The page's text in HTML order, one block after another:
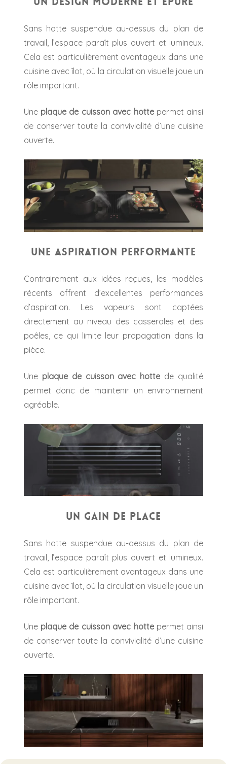
Sans hotte suspendue au-dessus du plan de
travail, l’espace paraît plus ouvert et lumineux.
Cela est particulièrement avantageux dans une
cuisine avec îlot, où la circulation visuelle joue un
rôle important.
Une plaque de cuisson avec hottepermet ainsi
de conserver toute la convivialité d’une cuisine
ouverte.
Une aspiration performante
Contrairement aux idées reçues, les modèles
récents offrent d’excellentes performances
d’aspiration. Les vapeurs sont captées
directement au niveau des casseroles et des
poêles, ce qui limite leur propagation dans la
pièce.
Une plaque de cuisson avec hotte de qualité
permet donc de maintenir un environnement
agréable.
Un gain de place
Sans hotte suspendue au-dessus du plan de
travail, l’espace paraît plus ouvert et lumineux.
Cela est particulièrement avantageux dans une
cuisine avec îlot, où la circulation visuelle joue un
rôle important.
Une plaque de cuisson avec hottepermet ainsi
de conserver toute la convivialité d’une cuisine
ouverte.